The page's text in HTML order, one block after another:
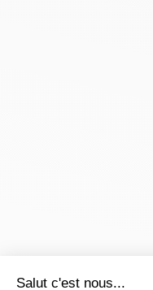
Salut c'est nous...